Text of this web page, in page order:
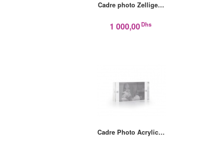
Cadre photo Zellige…
1 000,00Dhs
Cadre Photo Acrylic…